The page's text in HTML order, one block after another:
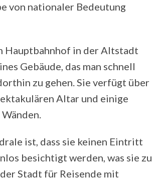
von nationaler Bedeutung
Hauptbahnhof in der Altstadt
Gebäude, das man schnell
zu gehen. Sie verfügt über
Altar und einige
ist, dass sie keinen Eintritt
besichtigt werden, was sie zu
Stadt für Reisende mit